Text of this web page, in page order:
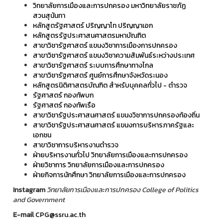
วิทยาลัยการเมืองและการปกครอง มหาวิทยาลัยราชภัฏ
สวนสุนันทา
หลักสูตรัฐศาสตร์ ปริญญาโท ปริญญาเอก
หลักสูตรรัฐประศาสนศาสตรมหาบัณฑิต
สาขาวิชารัฐศาสตร์ แขนงวิชาการเมืองการปกครอง
สาขาวิชารัฐศาสตร์ แขนงวิชาความสัมพันธ์ระหว่างประเทศ
สาขาวิชารัฐศาสตร์ ระบบการศึกษาทางไกล
สาขาวิชารัฐศาสตร์ ศูนย์การศึกษาจังหวัดระนอง
หลักสูตรนิติศาสตรบัณฑิต สำหรับบุคคลทั่วไป - ตำรวจ
รัฐศาสตร์ กองทัพบก
รัฐศาสตร์ กองทัพเรือ
สาขาวิชารัฐประศาสนศาสตร์ แขนงวิชาการปกครองท้องถิ่น
สาขาวิชารัฐประศาสนศาสตร์ แขนงการบริหารภาครัฐและ
เอกชน
สาขาวิชาการบริหารงานตำรวจ
ฝ่ายบริหารงานทั่วไป วิทยาลัยการเมืองและการปกครอง
ฝ่ายวิชาการ วิทยาลัยการเมืองและการปกครอง
ฝ่ายกิจการนักศึกษา วิทยาลัยการเมืองและการปกครอง
Instagramวิทยาลัยการเมืองและการปกครอง College of Politics
and Government
E-mailCPG@ssru.ac.th